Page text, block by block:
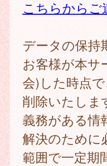
こちらからご
データの保持
お客様が本サ
会)した時点
削除いたしま
義務がある情
解決のために
範囲で一定期